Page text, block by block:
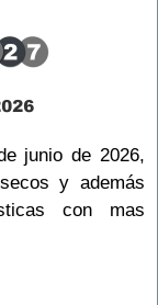
junio de 2026,
y además
con mas